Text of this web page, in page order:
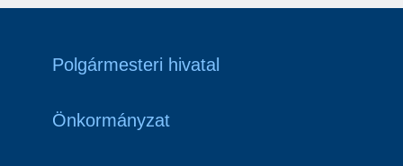
Polgármesteri hivatal
Önkormányzat